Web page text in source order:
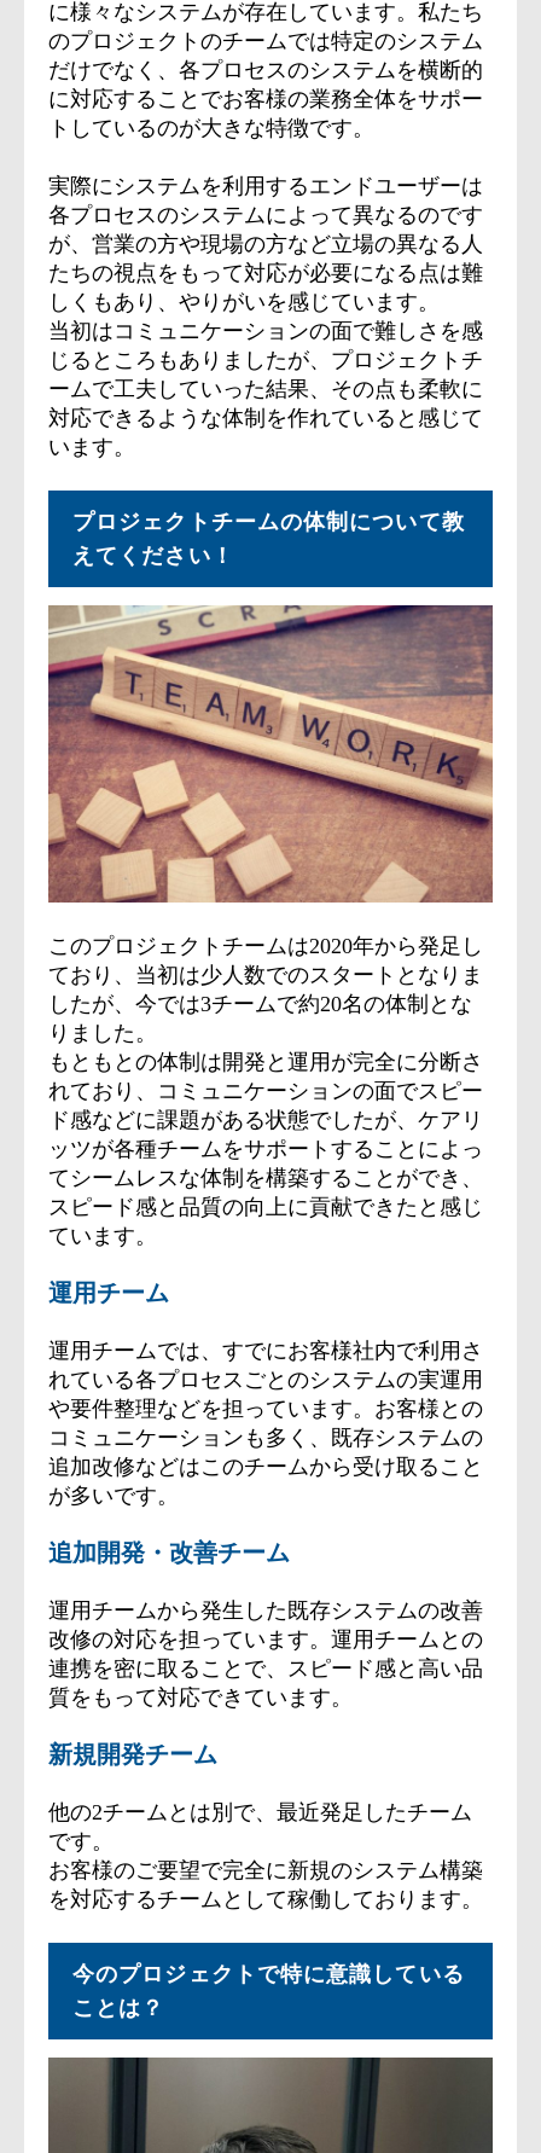
に様々なシステムが存在しています。私たち
のプロジェクトのチームでは特定のシステム
だけでなく、各プロセスのシステムを横断的
に対応することでお客様の業務全体をサポー
トしているのが大きな特徴です。
実際にシステムを利用するエンドユーザーは
各プロセスのシステムによって異なるのです
が、営業の方や現場の方など立場の異なる人
たちの視点をもって対応が必要になる点は難
しくもあり、やりがいを感じています。
当初はコミュニケーションの面で難しさを感
じるところもありましたが、プロジェクトチ
ームで工夫していった結果、その点も柔軟に
対応できるような体制を作れていると感じて
います。
プロジェクトチームの体制について教
えてください！
このプロジェクトチームは2020年から発足し
ており、当初は少人数でのスタートとなりま
したが、今では3チームで約20名の体制とな
りました。
もともとの体制は開発と運用が完全に分断さ
れており、コミュニケーションの面でスピー
ド感などに課題がある状態でしたが、ケアリ
ッツが各種チームをサポートすることによっ
てシームレスな体制を構築することができ、
スピード感と品質の向上に貢献できたと感じ
ています。
運用チーム
運用チームでは、すでにお客様社内で利用さ
れている各プロセスごとのシステムの実運用
や要件整理などを担っています。お客様との
コミュニケーションも多く、既存システムの
追加改修などはこのチームから受け取ること
が多いです。
追加開発・改善チーム
運用チームから発生した既存システムの改善
改修の対応を担っています。運用チームとの
連携を密に取ることで、スピード感と高い品
質をもって対応できています。
新規開発チーム
他の2チームとは別で、最近発足したチーム
です。
お客様のご要望で完全に新規のシステム構築
を対応するチームとして稼働しております。
今のプロジェクトで特に意識している
ことは？